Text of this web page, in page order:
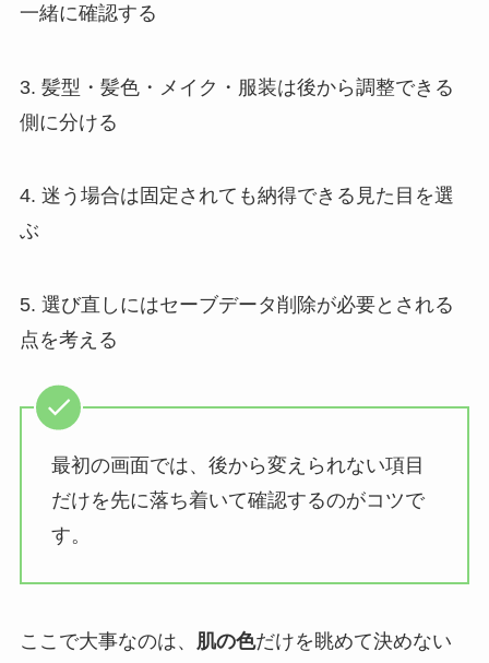
一緒に確認する
3. 髪型・髪色・メイク・服装は後から調整できる
側に分ける
4. 迷う場合は固定されても納得できる見た目を選
ぶ
5. 選び直しにはセーブデータ削除が必要とされる
点を考える
最初の画面では、後から変えられない項目
だけを先に落ち着いて確認するのがコツで
す。
ここで大事なのは、 肌の色だけを眺めて決めない